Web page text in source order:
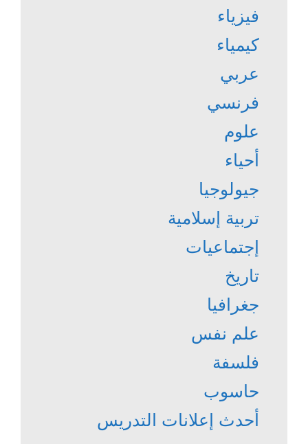
فيزياء
كيمياء
عربي
فرنسي
علوم
أحياء
جيولوجيا
تربية إسلامية
إجتماعيات
تاريخ
جغرافيا
علم نفس
فلسفة
حاسوب
أحدث إعلانات التدريس